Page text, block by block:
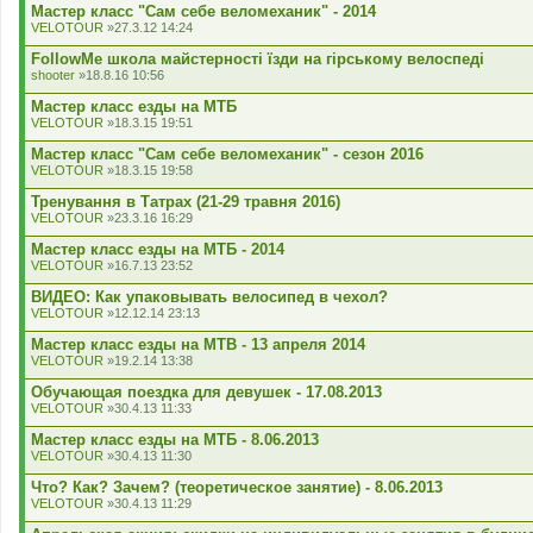
Мастер класс "Сам себе веломеханик" - 2014
VELOTOUR »27.3.12 14:24
FollowMe школа майстерності їзди на гірському велоспеді
shooter »18.8.16 10:56
Мастер класс езды на МТБ
VELOTOUR »18.3.15 19:51
Мастер класс "Сам себе веломеханик" - сезон 2016
VELOTOUR »18.3.15 19:58
Тренування в Татрах (21-29 травня 2016)
VELOTOUR »23.3.16 16:29
Мастер класс езды на МТБ - 2014
VELOTOUR »16.7.13 23:52
ВИДЕО: Как упаковывать велосипед в чехол?
VELOTOUR »12.12.14 23:13
Мастер класс езды на MTB - 13 апреля 2014
VELOTOUR »19.2.14 13:38
Обучающая поездка для девушек - 17.08.2013
VELOTOUR »30.4.13 11:33
Мастер класс езды на МТБ - 8.06.2013
VELOTOUR »30.4.13 11:30
Что? Как? Зачем? (теоретическое занятие) - 8.06.2013
VELOTOUR »30.4.13 11:29